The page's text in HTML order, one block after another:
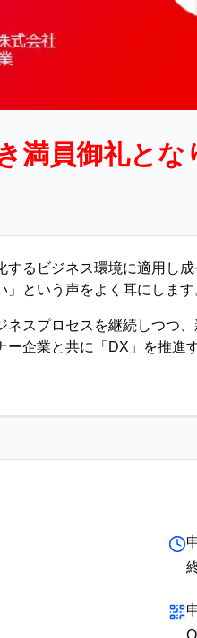
満員御礼と
するビジネス環境に適用し
という声をよく耳にします
ネスプロセスを継続しつつ
ー企業と共に「DX」を推進